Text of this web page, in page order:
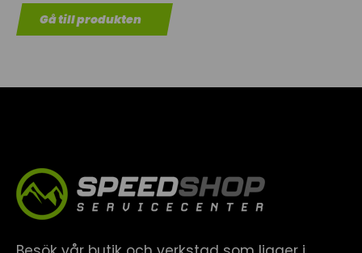
Gå till produkten